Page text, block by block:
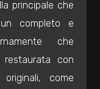
principale che
completo e
che
con
come